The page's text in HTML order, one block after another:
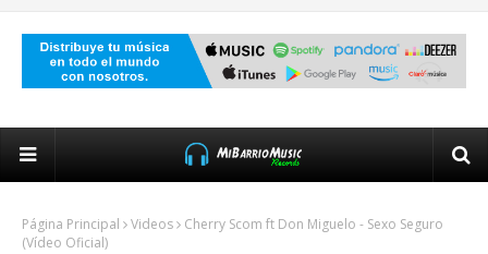
Página Principal Videos
Cherry Scom ft Don Miguelo - Sexo Seguro
(Vídeo Oficial)